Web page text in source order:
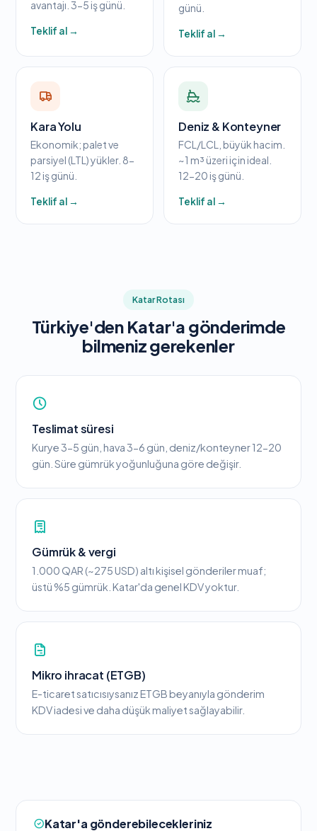
avantajı. 3-5 iş günü.
Teklif al →
günü.
Teklif al →
Kara Yolu
Ekonomik; palet ve
parsiyel (LTL) yükler. 8-
12 iş günü.
Teklif al →
Deniz & Konteyner
FCL/LCL, büyük hacim.
~1 m³ üzeri için ideal.
12-20 iş günü.
Teklif al →
Katar Rotası
Türkiye'den Katar'a gönderimde
bilmeniz gerekenler
Teslimat süresi
Kurye 3-5 gün, hava 3-6 gün, deniz/konteyner 12-20
gün. Süre gümrük yoğunluğuna göre değişir.
Gümrük & vergi
1.000 QAR (~275 USD) altı kişisel gönderiler muaf;
üstü %5 gümrük. Katar'da genel KDV yoktur.
Mikro ihracat (ETGB)
E-ticaret satıcısıysanız ETGB beyanıyla gönderim
KDV iadesi ve daha düşük maliyet sağlayabilir.
Katar'a gönderebilecekleriniz